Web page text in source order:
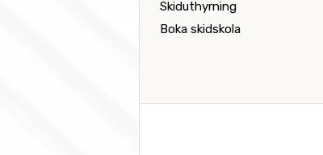
Skiduthyrning
Boka skidskola